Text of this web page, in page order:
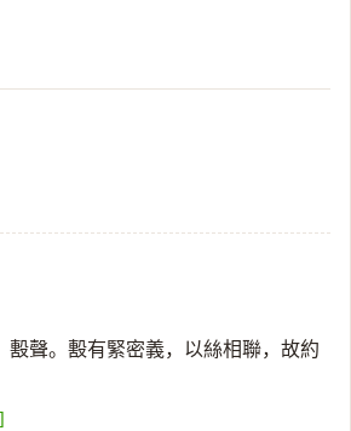
毄聲。毄有緊密義，以絲相聯，故約